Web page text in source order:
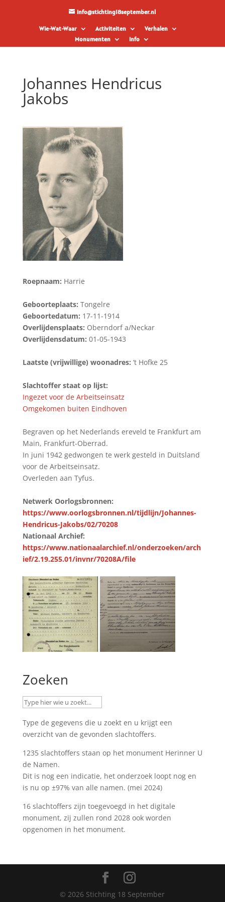
info@stichting18september.nl
Wie-Wat-Waar Activiteiten
Verhalen
Monumenten
Info
Johannes Hendricus
Jakobs
Roepnaam: Harrie
Geboorteplaats: Tongelre
Geboortedatum: 17-11-1914
Overlijdensplaats: Oberndorf a/Neckar
Overlijdensdatum: 01-05-1943
Laatste (vrijwillige) woonadres: ‘t Hofke 25
Slachtoffer staat op lijst:
Ingezet voor de Arbeitseinsatz
Omgekomen buiten Eindhoven
Begraven op het Nederlands ereveld te Frankfurt am
Main, Frankfurt-Oberrad.
In juni 1942 gedwongen te werk gesteld in Duitsland
voor de Arbeitseinsatz.
Overleden aan Tyfus.
Netwerk Oorlogsbronnen:
https://www.oorlogsbronnen.nl/tijdlijn/Johannes-
Hendricus-Jakobs/02/70208
Nationaal Archief:
https://www.nationaalarchief.nl/onderzoeken/arch
ief/2.19.255.01/invnr/70208A/file
Zoeken
Type de gegevens die u zoekt en u krijgt een
overzicht van de gevonden slachtoffers.
1235 slachtoffers staan op het monument Herinner U
de Namen.
Dit is nog een indicatie, het onderzoek loopt nog en
is nu op ±97% van alle namen. (mei 2024)
16 slachtoffers zijn toegevoegd in het digitale
monument, zij zullen rond 2028 ook worden
opgenomen in het monument.
© 2026 Stichting 18 September